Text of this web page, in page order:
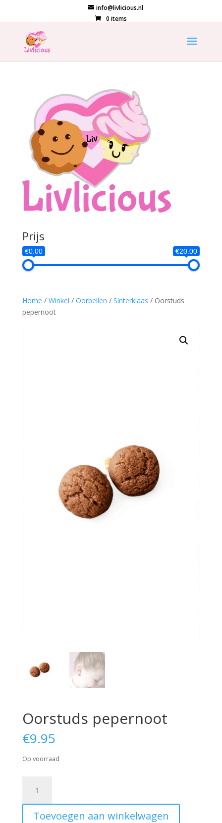
info@livlicious.nl
0 items
Home / Winkel / Oorbellen / Sinterklaas / Oorstuds
pepernoot
Oorstuds pepernoot
€9.95
Op voorraad
pepernoot
aantal
Toevoegen aan winkelwagen
Prijs
€0.00 €20.00